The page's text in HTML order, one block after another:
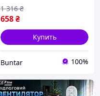
658₴
1 316 ₴
Купить
Buntar 100%